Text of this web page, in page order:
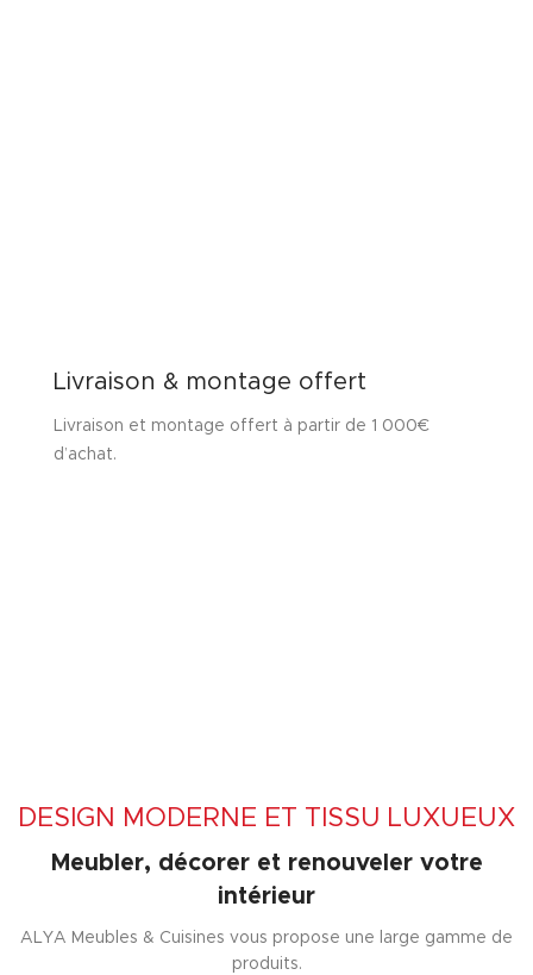
Livraison & montage offert
Livraison et montage offert à partir de 1 000€
d’achat.
DESIGN MODERNE ET TISSU LUXUEUX
Meubler, décorer et renouveler votre
intérieur
ALYA Meubles & Cuisines vous propose une large gamme de
produits.